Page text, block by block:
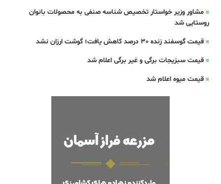
مشاور وزیر خواستار تخصیص شناسه صنفی به محصولات بانوان
روستایی شد
قیمت گوسفند زنده 30 درصد کاهش یافت؛ گوشت ارزان نشد
قیمت سبزیجات برگی و غیر برگی اعلام شد
قیمت میوه اعلام شد